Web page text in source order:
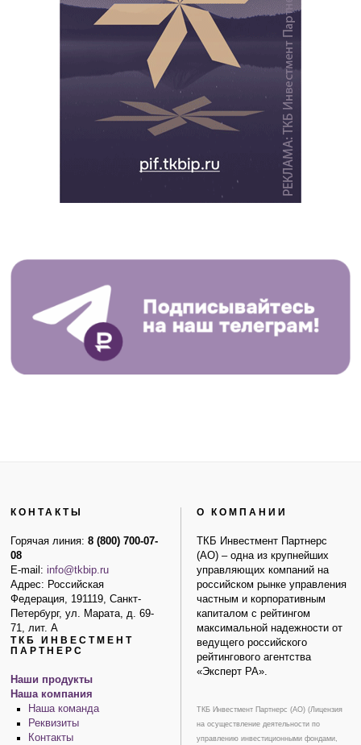
КОНТАКТЫ
Горячая линия:8 (800) 700-07-
08
E-mail:info@tkbip.ru
Адрес: Российская
Федерация, 191119, Санкт-
Петербург, ул. Марата, д. 69-
71, лит. А
ТКБ ИНВЕСТМЕНТ
ПАРТНЕРС
Наши продукты
Наша компания
Наша команда
Реквизиты
Контакты
О КОМПАНИИ
ТКБ Инвестмент Партнерс
(АО) – одна из крупнейших
управляющих компаний на
российском рынке управления
частным и корпоративным
капиталом с рейтингом
максимальной надежности от
ведущего российского
рейтингового агентства
«Эксперт РА».
ТКБ Инвестмент Партнерс (АО) (Лицензия
на осуществление деятельности по
управлению инвестиционными фондами,